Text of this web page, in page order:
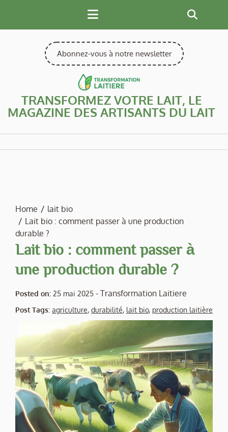
content
Abonnez-vous à notre newsletter
TRANSFORMEZ VOTRE LAIT, LE
MAGAZINE DES ARTISANTS DU LAIT
Home
lait bio
Lait bio : comment passer à une production
durable ?
Lait bio : comment passer à
une production durable ?
Posted on: 25 mai 2025 - Transformation Laitiere
Post Tags: agriculture, durabilité, lait bio, production laitière